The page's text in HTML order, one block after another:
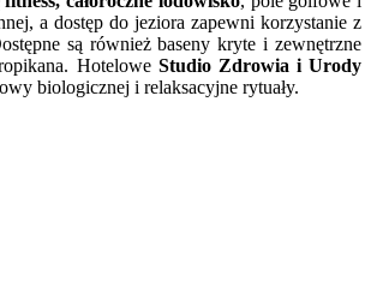
a dostęp do jeziora zapewni korzystanie z
są również baseny kryte i zewnętrzne
Hotelowe Studio Zdrowia i Urody
biologicznej i relaksacyjne rytuały.